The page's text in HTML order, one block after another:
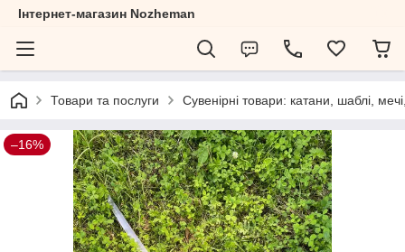
Інтернет-магазин Nozheman
Товари та послуги Сувенірні товари: катани, шаблі,
–16%